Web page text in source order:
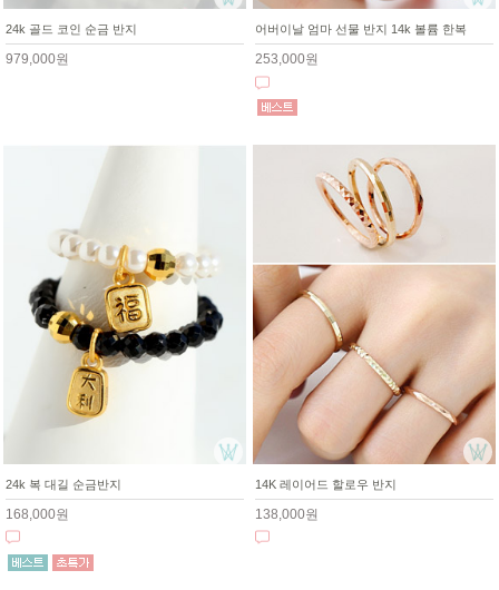
24k 골드 코인 순금 반지
979,000원
어버이날 엄마 선물 반지 14k 볼륨 한복
253,000원
24k 복 대길 순금반지
168,000원
14K 레이어드 할로우 반지
138,000원